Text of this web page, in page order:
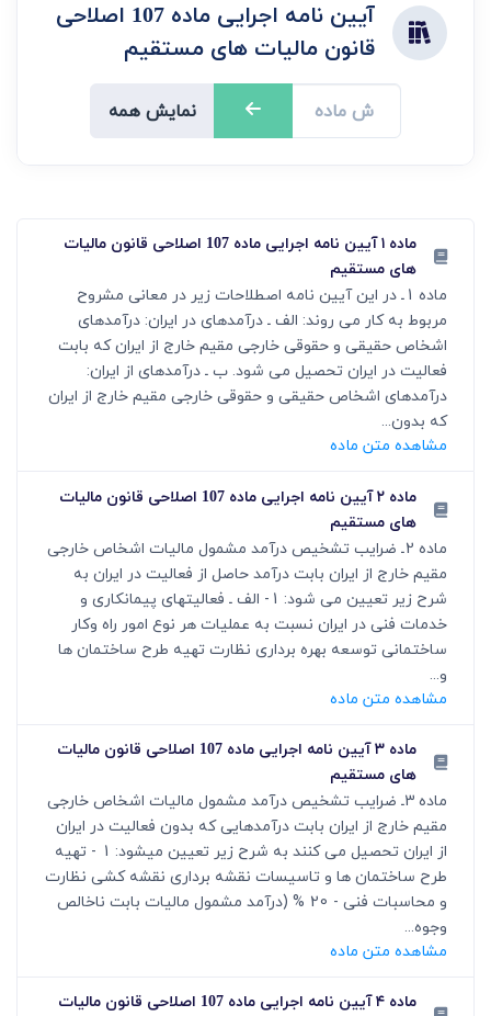
آیین نامه اجرایی ماده 107 اصلاحی
قانون مالیات های مستقیم
نمایش همه
ماده ۱ آیین نامه اجرایی ماده 107 اصلاحی قانون مالیات
های مستقیم
ماده 1ـ در این آیین نامه اصطلاحات زیر در معانی مشروح
مربوط به کار می روند: الف ـ درآمدهای در ایران: درآمدهای
اشخاص حقیقی و حقوقی خارجی مقیم خارج از ایران که بابت
فعالیت در ایران تحصیل می شود. ب ـ درآمدهای از ایران:
درآمدهای اشخاص حقیقی و حقوقی خارجی مقیم خارج از ایران
که بدون...
مشاهده متن ماده
ماده ۲ آیین نامه اجرایی ماده 107 اصلاحی قانون مالیات
های مستقیم
ماده 2ـ ضرایب تشخیص درآمد مشمول مالیات اشخاص خارجی
مقیم خارج از ایران بابت درآمد حاصل از فعالیت در ایران به
شرح زیر تعیین می شود: 1- الف ـ فعالیتهای پیمانکاری و
خدمات فنی در ایران نسبت به عملیات هر نوع امور راه وکار
ساختمانی توسعه بهره برداری نظارت تهیه طرح ساختمان ها
و...
مشاهده متن ماده
ماده ۳ آیین نامه اجرایی ماده 107 اصلاحی قانون مالیات
های مستقیم
ماده 3ـ ضرایب تشخیص درآمد مشمول مالیات اشخاص خارجی
مقیم خارج از ایران بابت درآمدهایی که بدون فعالیت در ایران
از ایران تحصیل می کنند به شرح زیر تعیین می‏شود: 1 - تهیه
طرح ساختمان ها و تاسیسات نقشه برداری نقشه کشی نظارت
و محاسبات فنی - 20 % (درآمد مشمول مالیات بابت ناخالص
وجوه...
مشاهده متن ماده
ماده ۴ آیین نامه اجرایی ماده 107 اصلاحی قانون مالیات